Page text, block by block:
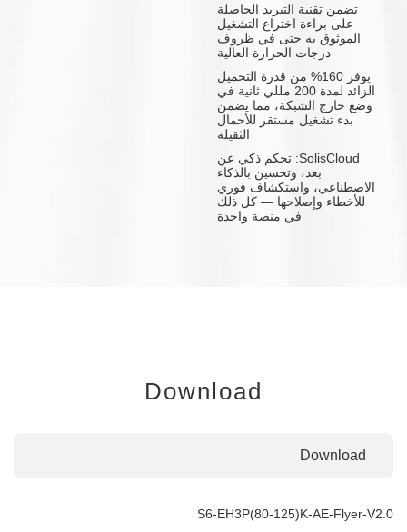
تضمن تقنية التبريد الحاصلة
على براءة اختراع التشغيل
الموثوق به حتى في ظروف
درجات الحرارة العالية
يوفر 160% من قدرة التحميل
الزائد لمدة 200 مللي ثانية في
وضع خارج الشبكة، مما يضمن
بدء تشغيل مستقر للأحمال
الثقيلة
SolisCloud: تحكم ذكي عن
بعد، وتحسين بالذكاء
الاصطناعي، واستكشاف فوري
للأخطاء وإصلاحها — كل ذلك
في منصة واحدة
Download
Download
S6-EH3P(80-125)K-AE-Flyer-V2.0